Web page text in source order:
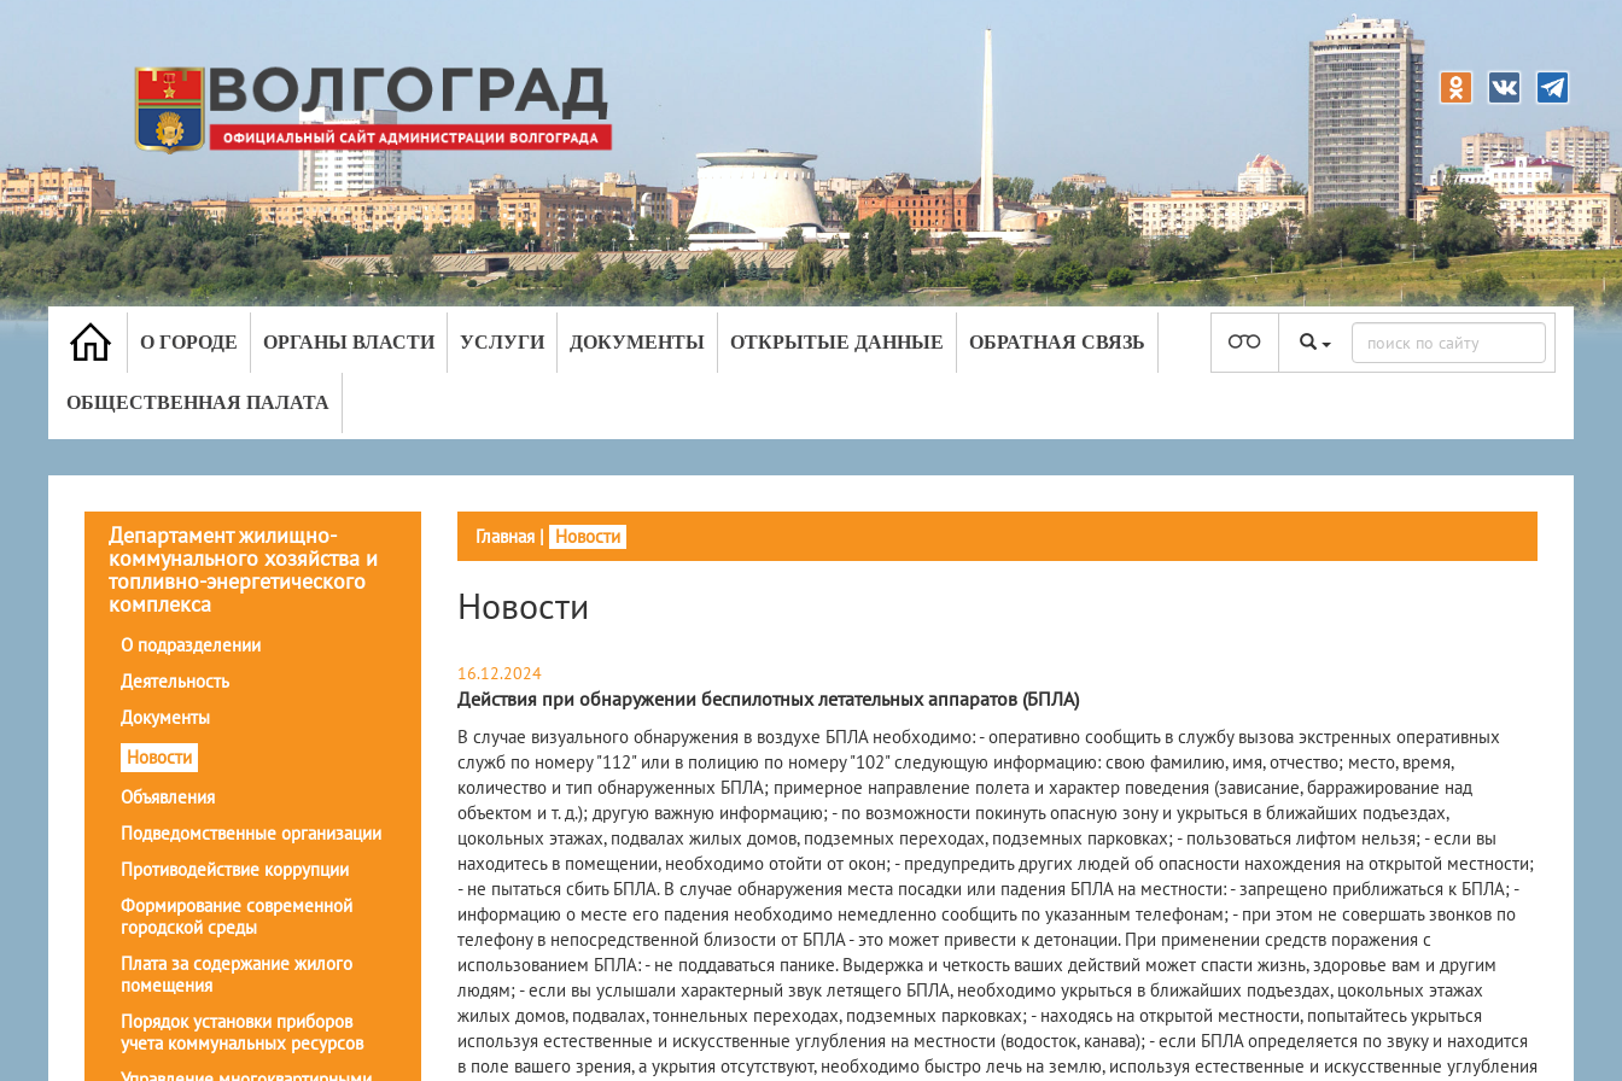
О ГОРОДЕ ОРГАНЫ ВЛАСТИ УСЛУГИ ДОКУМЕНТЫ ОТКРЫТЫЕ ДАННЫЕ ОБРАТНАЯ СВЯЗЬ
ОБЩЕСТВЕННАЯ ПАЛАТА
Департамент жилищно-
коммунального хозяйства и
топливно-энергетического
комплекса
О подразделении
Деятельность
Документы
Новости
Объявления
Подведомственные организации
Противодействие коррупции
Формирование современной
городской среды
Плата за содержание жилого
помещения
Порядок установки приборов
учета коммунальных ресурсов
Главная| Новости
Новости
16.12.2024
Действия при обнаружении беспилотных летательных аппаратов (БПЛА)
В случае визуального обнаружения в воздухе БПЛА необходимо: - оперативно сообщить в службу вызова экстренных оперативных
служб по номеру "112" или в полицию по номеру "102" следующую информацию: свою фамилию, имя, отчество; место, время,
количество и тип обнаруженных БПЛА; примерное направление полета и характер поведения (зависание, барражирование над
объектом и т. д.); другую важную информацию; - по возможности покинуть опасную зону и укрыться в ближайших подъездах,
цокольных этажах, подвалах жилых домов, подземных переходах, подземных парковках; - пользоваться лифтом нельзя; - если вы
находитесь в помещении, необходимо отойти от окон; - предупредить других людей об опасности нахождения на открытой местности;
- не пытаться сбить БПЛА. В случае обнаружения места посадки или падения БПЛА на местности: - запрещено приближаться к БПЛА; -
информацию о месте его падения необходимо немедленно сообщить по указанным телефонам; - при этом не совершать звонков по
телефону в непосредственной близости от БПЛА - это может привести к детонации. При применении средств поражения с
использованием БПЛА: - не поддаваться панике. Выдержка и четкость ваших действий может спасти жизнь, здоровье вам и другим
людям; - если вы услышали характерный звук летящего БПЛА, необходимо укрыться в ближайших подъездах, цокольных этажах
жилых домов, подвалах, тоннельных переходах, подземных парковках; - находясь на открытой местности, попытайтесь укрыться
используя естественные и искусственные углубления на местности (водосток, канава); - если БПЛА определяется по звуку и находится
в поле вашего зрения, а укрытия отсутствуют, необходимо быстро лечь на землю, используя естественные и искусственные углубления